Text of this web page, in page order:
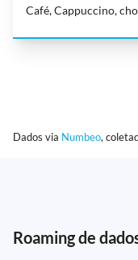
Café, Cappuccino,
Dados via Numbeo,
Roaming de